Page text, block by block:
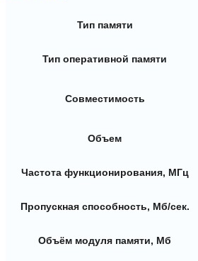
Тип памяти
Тип оперативной памяти
Совместимость
Объем
Частота функционирования, МГц
Пропускная способность, Мб/сек.
Объём модуля памяти, Мб